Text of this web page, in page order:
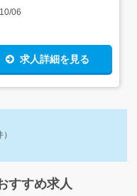
ムに含まれているので、
ができます。
宅有】 お住まいから
きの単身用社宅を利用す
限あり）もあるので、最
・新しい生活を始められ
06
求人詳細を見る
すすめ求人